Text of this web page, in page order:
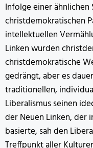
Infolge einer
christdemokratischen
intellektuellen
Linken wurden
christdemokratische
gedrängt, aber es
traditionellen,
Liberalismus seinen
der Neuen Linken, der
basierte, sah den